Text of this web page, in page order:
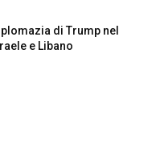
di Trump nel
e Libano